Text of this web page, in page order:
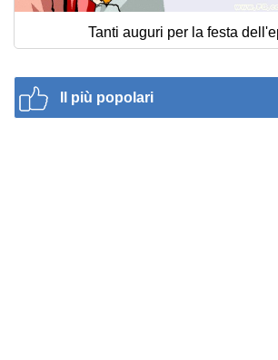
Tanti auguri per la festa
Il più popolari